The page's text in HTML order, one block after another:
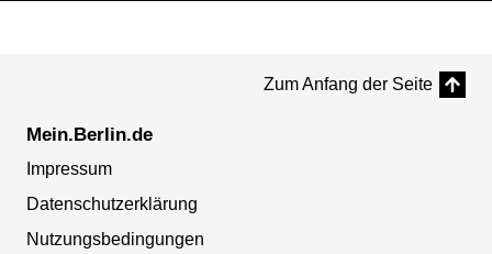
Zum Anfang der Seite
Mein.Berlin.de
Impressum
Datenschutzerklärung
Nutzungsbedingungen